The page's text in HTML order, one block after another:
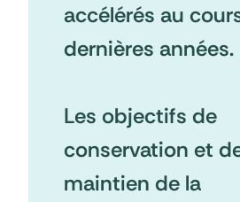
accélérés au
dernières années.
Les objectifs de
conservation et
maintien de la